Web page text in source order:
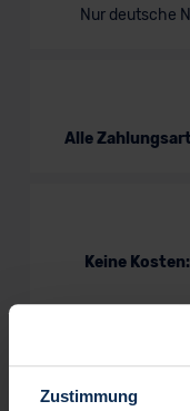
Zustimmung
Nur deutsche
Alle
Keine Kosten:
Wir sind stolz auf